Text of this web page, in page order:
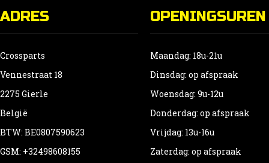
ADRES
Crossparts
Vennestraat 18
2275 Gierle
België
BTW: BE0807590623
GSM: +32498608155
OPENINGSUREN
Maandag: 18u-21u
Dinsdag: op afspraak
Woensdag: 9u-12u
Donderdag: op afspraak
Vrijdag: 13u-16u
Zaterdag: op afspraak